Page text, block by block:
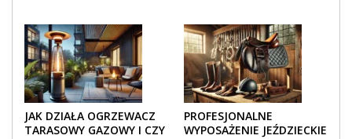
ZIMĄ?
JAK DZIAŁA OGRZEWACZ
TARASOWY GAZOWY I CZY
PROFESJONALNE
WYPOSAŻENIE JEŹDZIECKIE